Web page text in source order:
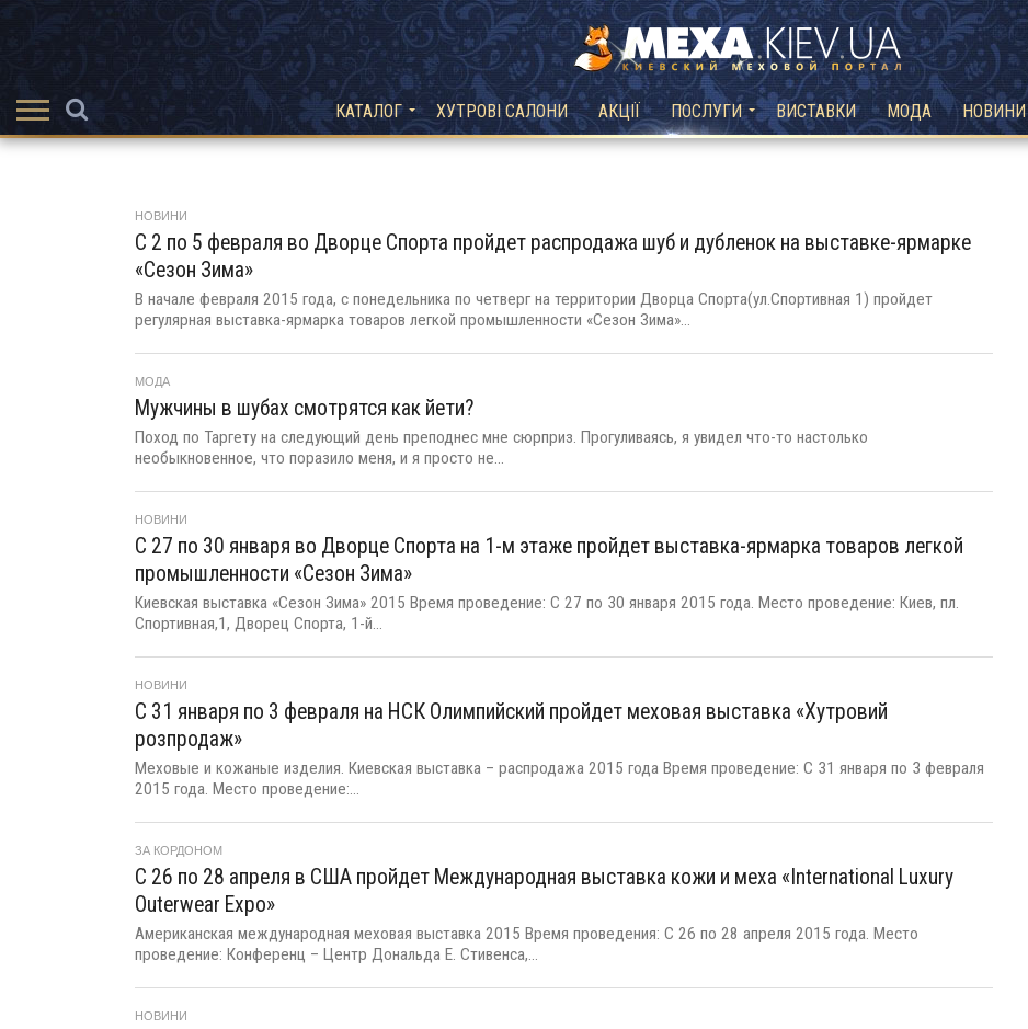
КАТАЛОГ ХУТРОВІ САЛОНИ АКЦІЇ ПОСЛУГИ ВИСТАВКИ МОДА НОВИНИ
НОВИНИ
С 2 по 5 февраля во Дворце Спорта пройдет распродажа шуб и дубленок на выставке-ярмарке
«Сезон Зима»
В начале февраля 2015 года, с понедельника по четверг на территории Дворца Спорта(ул.Спортивная 1) пройдет
регулярная выставка-ярмарка товаров легкой промышленности «Сезон Зима»...
МОДА
Мужчины в шубах смотрятся как йети?
Поход по Таргету на следующий день преподнес мне сюрприз. Прогуливаясь, я увидел что-то настолько
необыкновенное, что поразило меня, и я просто не...
НОВИНИ
С 27 по 30 января во Дворце Спорта на 1-м этаже пройдет выставка-ярмарка товаров легкой
промышленности «Сезон Зима»
Киевская выставка «Сезон Зима» 2015 Время проведение: С 27 по 30 января 2015 года. Место проведение: Киев, пл.
Спортивная,1, Дворец Спорта, 1-й...
НОВИНИ
С 31 января по 3 февраля на НСК Олимпийский пройдет меховая выставка «Хутровий
розпродаж»
Меховые и кожаные изделия. Киевская выставка – распродажа 2015 года Время проведение: С 31 января по 3 февраля
2015 года. Место проведение:...
ЗА КОРДОНОМ
С 26 по 28 апреля в США пройдет Международная выставка кожи и меха «International Luxury
Outerwear Expo»
Американская международная меховая выставка 2015 Время проведения: С 26 по 28 апреля 2015 года. Место
проведение: Конференц – Центр Дональда Е. Стивенса,...
НОВИНИ